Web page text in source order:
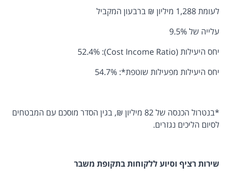
לעומת 1,288 מיליון ₪ ברבעון המקביל
עלייה של 9.5%
יחס היעילות (Cost Income Ratio): 52.4%
יחס היעילות מפעילות שוטפת*: 54.7%
*בנטרול הכנסה של 82 מיליון ₪, בגין הסדר מוסכם עם המבטחים
לסיום הליכים נגזרים.
שירות רציף וסיוע ללקוחות בתקופת משבר